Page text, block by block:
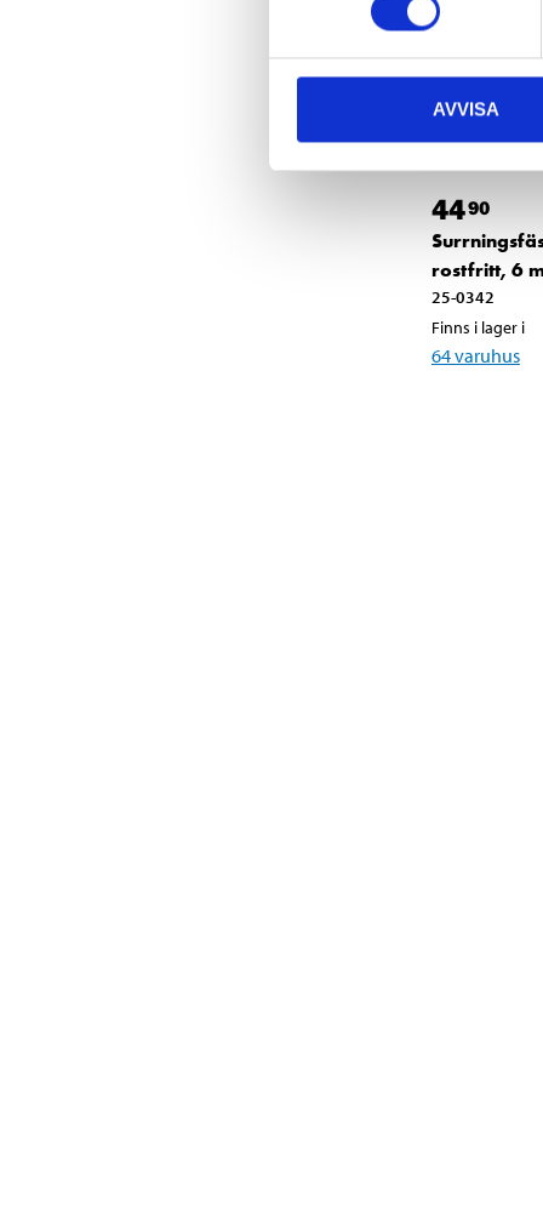
AVVISA
4490
rostfritt, 6
25-0342
Finns i lager i
64varuhus